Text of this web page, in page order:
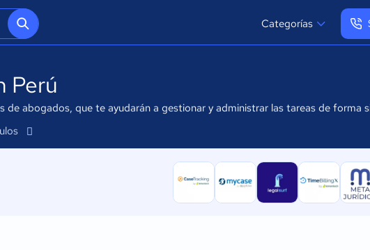
Categorías
Perú
abogados, que te ayudarán a gestionar y administrar las tareas de forma